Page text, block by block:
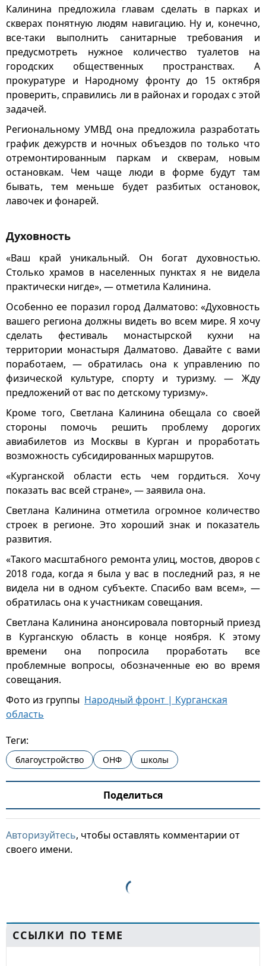
Калинина предложила главам сделать в парках и
скверах понятную людям навигацию. Ну и, конечно,
все-таки выполнить санитарные требования и
предусмотреть нужное количество туалетов на
городских общественных пространствах. А
прокуратуре и Народному фронту до 15 октября
проверить, справились ли в районах и городах с этой
задачей.
Региональному УМВД она предложила разработать
график дежурств и ночных объездов по только что
отремонтированным паркам и скверам, новым
остановкам. Чем чаще люди в форме будут там
бывать, тем меньше будет разбитых остановок,
лавочек и фонарей.
Духовность
«Ваш край уникальный. Он богат духовностью.
Столько храмов в населенных пунктах я не видела
практически нигде», — отметила Калинина.
Особенно ее поразил город Далматово: «Духовность
вашего региона должны видеть во всем мире. Я хочу
сделать фестиваль монастырской кухни на
территории монастыря Далматово. Давайте с вами
поработаем, — обратилась она к управлению по
физической культуре, спорту и туризму. — Жду
предложений от вас по детскому туризму».
Кроме того, Светлана Калинина обещала со своей
стороны помочь решить проблему дорогих
авиабилетов из Москвы в Курган и проработать
возможность субсидированных маршрутов.
«Курганской области есть чем гордиться. Хочу
показать вас всей стране», — заявила она.
Светлана Калинина отметила огромное количество
строек в регионе. Это хороший знак и показатель
развития.
«Такого масштабного ремонта улиц, мостов, дворов с
2018 года, когда я была у вас в последний раз, я не
видела ни в одном субъекте. Спасибо вам всем», —
обратилась она к участникам совещания.
Светлана Калинина анонсировала повторный приезд
в Курганскую область в конце ноября. К этому
времени она попросила проработать все
проблемные вопросы, обозначенные ею во время
совещания.
Фото из группы Народный фронт | Курганская
область
Теги:
благоустройство ОНФ школы
Поделиться
Авторизуйтесь, чтобы оставлять комментарии от
своего имени.
ССЫЛКИ ПО ТЕМЕ